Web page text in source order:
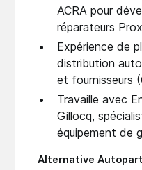
ACRA pour
réparateurs
Expérience de
distribution
et fournisseurs
Travaille avec
Gillocq,
équipement de
Alternative